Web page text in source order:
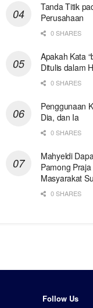
Tanda Titik
Perusahaan
0 SHARES
Apakah Kata
Ditulis dalam
0 SHARES
Penggunaan
Dia, dan Ia
0 SHARES
Mahyeldi
Pamong
Masyarakat
0 SHARES
Follow Us